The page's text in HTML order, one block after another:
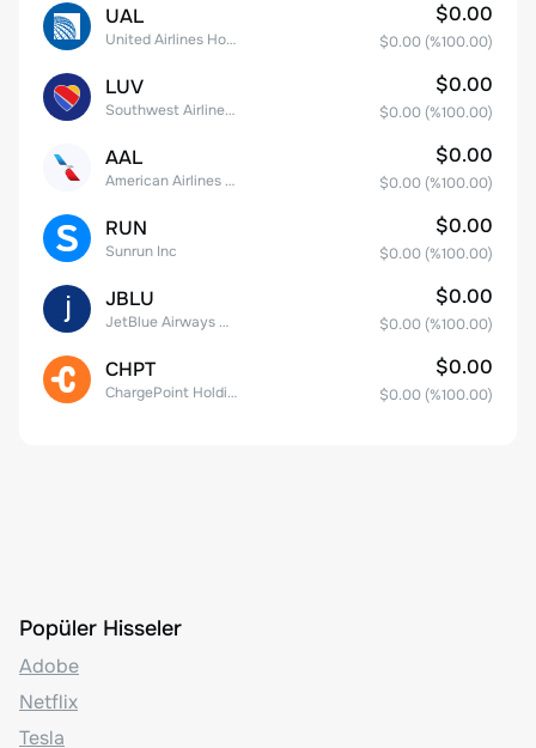
UAL
United Airlines Holdings, Inc. Common Stock
$0.00
$0.00 (%100.00)
LUV
Southwest Airlines Co.
$0.00
$0.00 (%100.00)
AAL
American Airlines Group Inc.
$0.00
$0.00 (%100.00)
RUN
Sunrun Inc
$0.00
$0.00 (%100.00)
JBLU
JetBlue Airways Corp
$0.00
$0.00 (%100.00)
CHPT
ChargePoint Holdings, Inc.
$0.00
$0.00 (%100.00)
Popüler Hisseler
Adobe
Netflix
Tesla